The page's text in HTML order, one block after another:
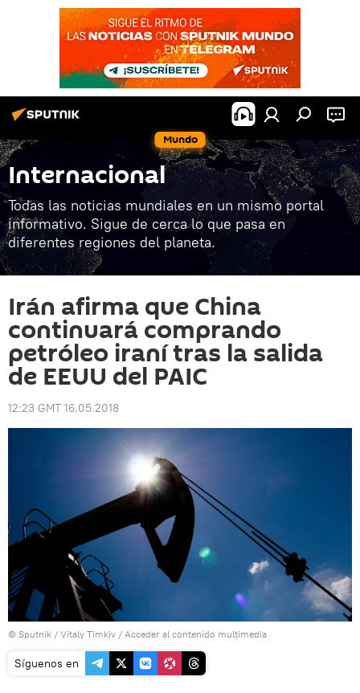
Mundo
Internacional
Todas las noticias mundiales en un mismo portal
informativo. Sigue de cerca lo que pasa en
diferentes regiones del planeta.
Irán afirma que China
continuará comprando
petróleo iraní tras la salida
de EEUU del PAIC
12:23 GMT 16.05.2018
© Sputnik / Vitaly Timkiv / Acceder al contenido multimedia
Síguenos en